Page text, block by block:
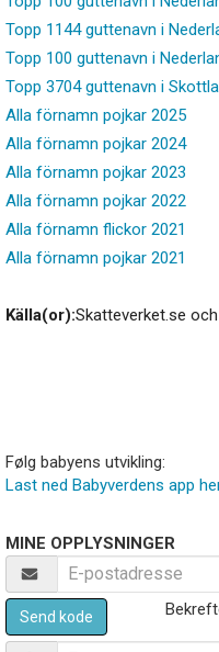
Topp 1144 guttenavn i
Topp 100 guttenavn i
Topp 3704 guttenavn i
Alla förnamn pojkar 2025
Alla förnamn pojkar 2024
Alla förnamn pojkar 2023
Alla förnamn pojkar 2022
Alla förnamn flickor 2021
Alla förnamn pojkar 2021
Källa(or):Skatteverket.se
Følg babyens utvikling:
Last ned Babyverdens app
MINE OPPLYSNINGER
Send kode